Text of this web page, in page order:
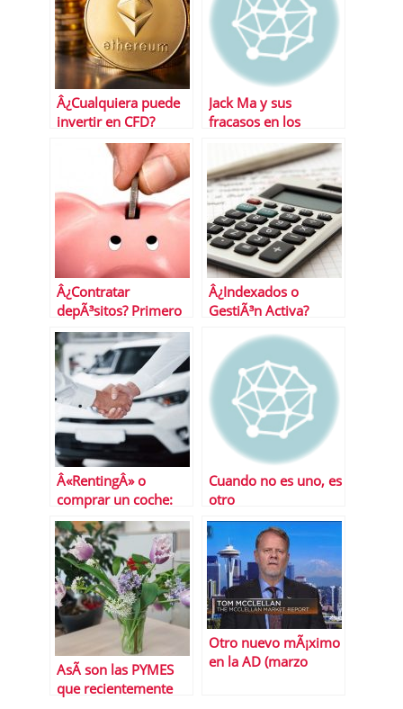
Â¿Cualquiera puede
invertir en CFD?
Jack Ma y sus
fracasos en los
Â¿Contratar
depÃ³sitos? Primero
aprender a ahorrar
Â¿Indexados o
GestiÃ³n Activa?
te conviene mÃ¡s uno
u otro
Â«RentingÂ» o
comprar un coche:
Â¿Con cuÃ¡l ahorro
mÃ¡s?
Cuando no es uno, es
otro
AsÃ­ son las PYMES
que recientemente
Otro nuevo mÃ¡ximo
en la AD (marzo